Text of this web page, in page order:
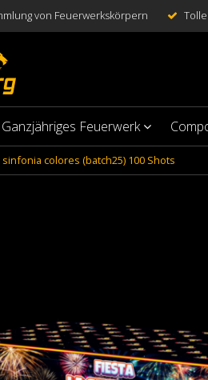
von Feuerwerkskörpern
Ganzjähriges Feuerwerk
sinfonia colores (batch25) 100 Shots